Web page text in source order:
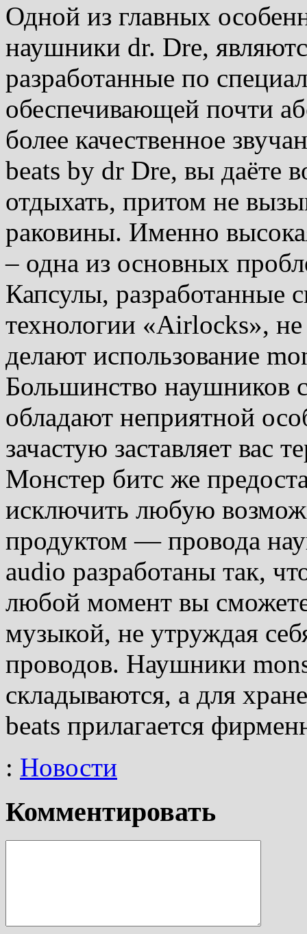
Одной из главных
наушники dr. Dre,
разработанные по
обеспечивающей почти
более качественное
beats by dr Dre, вы даёте
отдыхать, притом не
раковины. Именно
– одна из основных
Капсулы, разработанные
технологии «Airlocks»,
делают использование
Большинство наушников
обладают неприятной
зачастую заставляет вас
Монстер битс же
исключить любую
продуктом — провода
audio разработаны так,
любой момент вы
музыкой, не утруждая
проводов. Наушники
складываются, а для
beats прилагается
: Новости
Комментировать